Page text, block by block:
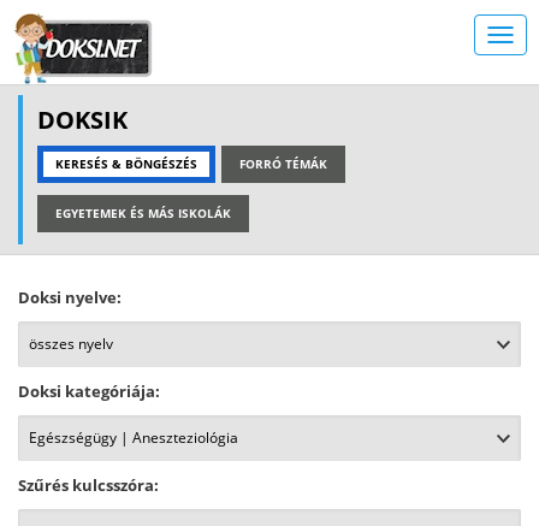
DOKSIK
KERESÉS & BÖNGÉSZÉS FORRÓ TÉMÁK
EGYETEMEK ÉS MÁS ISKOLÁK
Doksi nyelve:
Doksi kategóriája:
Szűrés kulcsszóra: